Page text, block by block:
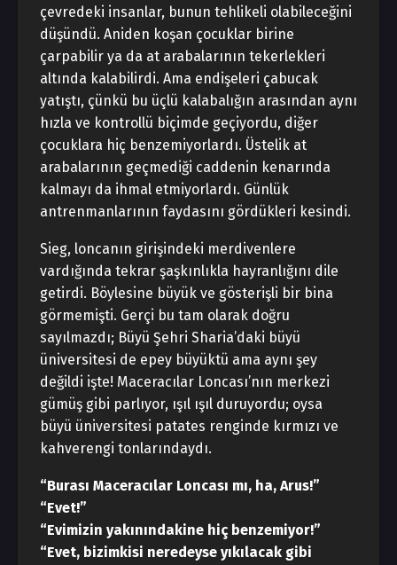
çevredeki insanlar, bunun tehlikeli olabileceğini
düşündü. Aniden koşan çocuklar birine
çarpabilir ya da at arabalarının tekerlekleri
altında kalabilirdi. Ama endişeleri çabucak
yatıştı, çünkü bu üçlü kalabalığın arasından aynı
hızla ve kontrollü biçimde geçiyordu, diğer
çocuklara hiç benzemiyorlardı. Üstelik at
arabalarının geçmediği caddenin kenarında
kalmayı da ihmal etmiyorlardı. Günlük
antrenmanlarının faydasını gördükleri kesindi.
Sieg, loncanın girişindeki merdivenlere
vardığında tekrar şaşkınlıkla hayranlığını dile
getirdi. Böylesine büyük ve gösterişli bir bina
görmemişti. Gerçi bu tam olarak doğru
sayılmazdı; Büyü Şehri Sharia’daki büyü
üniversitesi de epey büyüktü ama aynı şey
değildi işte! Maceracılar Loncası’nın merkezi
gümüş gibi parlıyor, ışıl ışıl duruyordu; oysa
büyü üniversitesi patates renginde kırmızı ve
kahverengi tonlarındaydı.
“Burası Maceracılar Loncası mı, ha, Arus!”
“Evet!”
“Evimizin yakınındakine hiç benzemiyor!”
“Evet, bizimkisi neredeyse yıkılacak gibi